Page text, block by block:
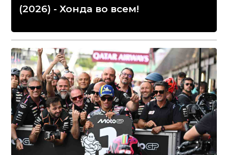
(2026) - Хонда во всем!